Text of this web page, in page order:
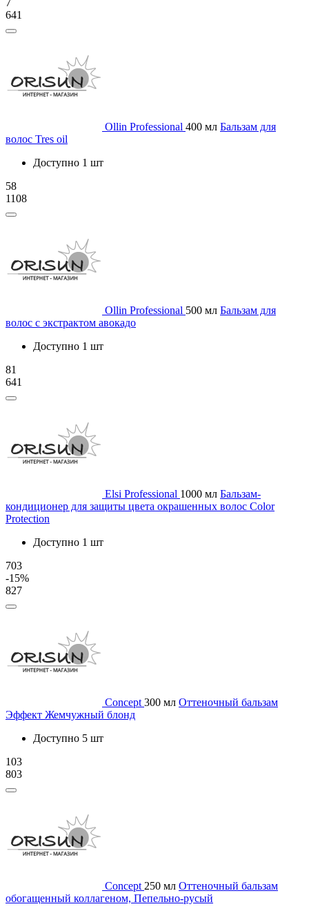
641
Ollin Professional 400 мл Бальзам для
волос Tres oil
Доступно 1 шт
58
1108
Ollin Professional 500 мл Бальзам для
волос с экстрактом авокадо
Доступно 1 шт
81
641
Elsi Professional 1000 мл Бальзам-
кондиционер для защиты цвета окрашенных волос Color
Protection
Доступно 1 шт
703
-15%
827
Concept 300 мл Оттеночный бальзам
Эффект Жемчужный блонд
Доступно 5 шт
103
803
Concept 250 мл Оттеночный бальзам
обогащенный коллагеном, Пепельно-русый